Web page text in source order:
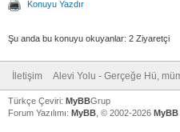
Konuyu Yazdır
Şu anda bu konuyu okuyanlar: 2 Ziyaretçi
İletişim Alevi Yolu - Gerçeğe Hü,
Türkçe Çeviri: MyBBGrup
Forum Yazılımı: MyBB , © 2002-2026